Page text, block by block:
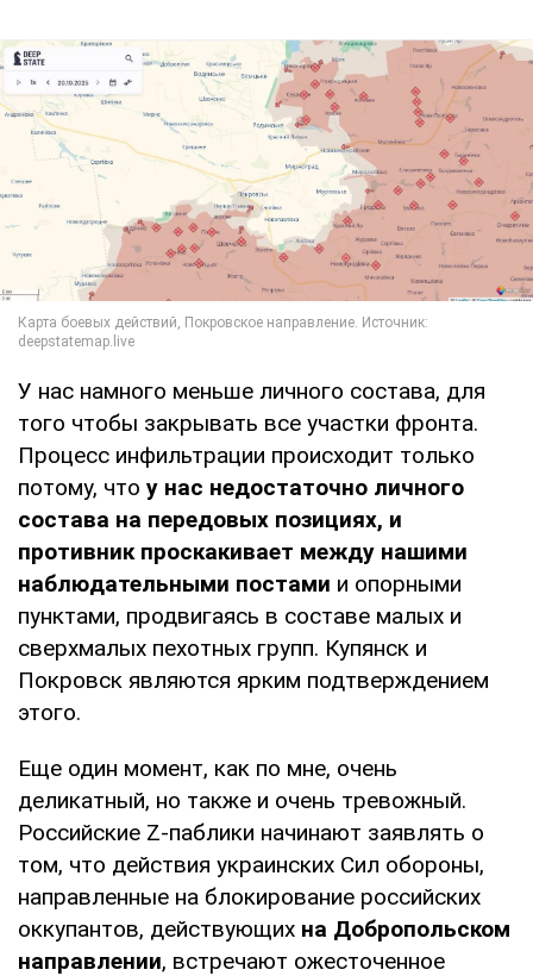
У нас намного меньше личного состава, для
того чтобы закрывать все участки фронта.
Процесс инфильтрации происходит только
потому, что у нас недостаточно личного
состава на передовых позициях, и
противник проскакивает между нашими
наблюдательными постами и опорными
пунктами, продвигаясь в составе малых и
сверхмалых пехотных групп. Купянск и
Покровск являются ярким подтверждением
этого.
Еще один момент, как по мне, очень
деликатный, но также и очень тревожный.
Российские Z-паблики начинают заявлять о
том, что действия украинских Сил обороны,
направленные на блокирование российских
оккупантов, действующих на Добропольском
направлении, встречают ожесточенное